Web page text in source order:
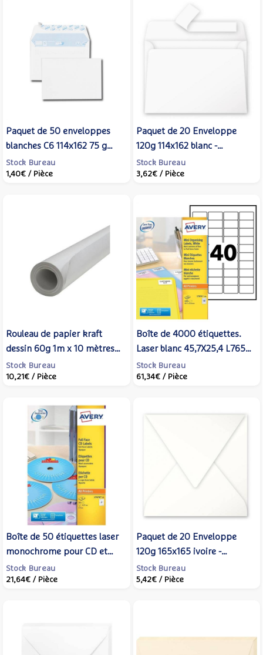
Paquet de 50 enveloppes
blanches C6 114x162 75 g
bande de protection - GPV
Stock Bureau
1,40€ / Pièce
Paquet de 20 Enveloppe
120g 114x162 blanc -
CLAIREFONTAINE
Stock Bureau
3,62€ / Pièce
Rouleau de papier kraft
dessin 60g 1m x 10 mètres
Blanc - MAILDOR
Stock Bureau
10,21€ / Pièce
Boîte de 4000 étiquettes.
Laser blanc 45,7X25,4 L7654-
100 - AVERY ZWECKFORM
Stock Bureau
61,34€ / Pièce
Boîte de 50 étiquettes laser
monochrome pour CD et
DVD L7676-25 - AVERY
ZWECKFORM
Stock Bureau
21,64€ / Pièce
Paquet de 20 Enveloppe
120g 165x165 ivoire -
CLAIREFONTAINE
Stock Bureau
5,42€ / Pièce